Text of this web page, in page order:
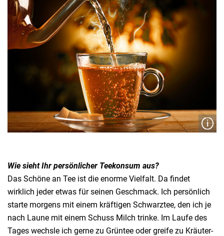
Wie sieht Ihr persönlicher Teekonsum aus?
Das Schöne an Tee ist die enorme Vielfalt. Da findet
wirklich jeder etwas für seinen Geschmack. Ich persönlich
starte morgens mit einem kräftigen Schwarztee, den ich je
nach Laune mit einem Schuss Milch trinke. Im Laufe des
Tages wechsle ich gerne zu Grüntee oder greife zu Kräuter-